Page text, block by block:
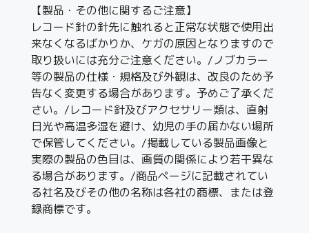
【製品・その他に関するご注意】
レコード針の針先に触れると正常な状態で使用出
来なくなるばかりか、ケガの原因となりますので
取り扱いには充分ご注意ください。/ノブカラー
等の製品の仕様・規格及び外観は、改良のため予
告なく変更する場合があります。予めご了承くだ
さい。/レコード針及びアクセサリー類は、直射
日光や高温多湿を避け、幼児の手の届かない場所
で保管してください。/掲載している製品画像と
実際の製品の色目は、画質の関係により若干異な
る場合があります。/商品ページに記載されてい
る社名及びその他の名称は各社の商標、または登
録商標です。